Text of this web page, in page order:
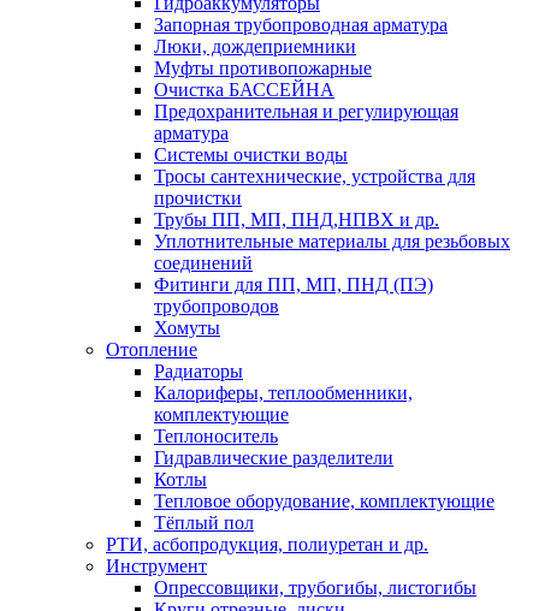
Запорная трубопроводная арматура
Люки, дождеприемники
Муфты противопожарные
Очистка БАССЕЙНА
Предохранительная и регулирующая
арматура
Системы очистки воды
Тросы сантехнические, устройства для
прочистки
Трубы ПП, МП, ПНД,НПВХ и др.
Уплотнительные материалы для резьбовых
соединений
Фитинги для ПП, МП, ПНД (ПЭ)
трубопроводов
Хомуты
Отопление
Радиаторы
Калориферы, теплообменники,
комплектующие
Теплоноситель
Гидравлические разделители
Котлы
Тепловое оборудование, комплектующие
Тёплый пол
РТИ, асбопродукция, полиуретан и др.
Инструмент
Опрессовщики, трубогибы, листогибы